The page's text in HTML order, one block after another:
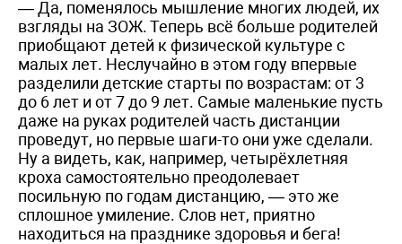
— Да, поменялось мышление многих людей, их
взгляды на ЗОЖ. Теперь всё больше родителей
приобщают детей к физической культуре с
малых лет. Неслучайно в этом году впервые
разделили детские старты по возрастам: от 3
до 6 лет и от 7 до 9 лет. Самые маленькие пусть
даже на руках родителей часть дистанции
проведут, но первые шаги-то они уже сделали.
Ну а видеть, как, например, четырёхлетняя
кроха самостоятельно преодолевает
посильную по годам дистанцию, — это же
сплошное умиление. Слов нет, приятно
находиться на празднике здоровья и бега!